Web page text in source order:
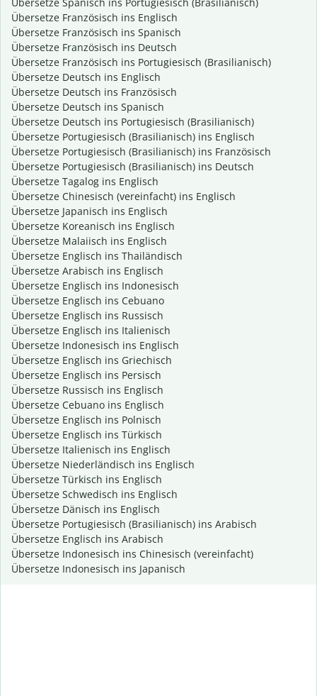
Übersetze Französisch ins Englisch
Übersetze Französisch ins Spanisch
Übersetze Französisch ins Deutsch
Übersetze Französisch ins Portugiesisch (Brasilianisch)
Übersetze Deutsch ins Englisch
Übersetze Deutsch ins Französisch
Übersetze Deutsch ins Spanisch
Übersetze Deutsch ins Portugiesisch (Brasilianisch)
Übersetze Portugiesisch (Brasilianisch) ins Englisch
Übersetze Portugiesisch (Brasilianisch) ins Französisch
Übersetze Portugiesisch (Brasilianisch) ins Deutsch
Übersetze Tagalog ins Englisch
Übersetze Chinesisch (vereinfacht) ins Englisch
Übersetze Japanisch ins Englisch
Übersetze Koreanisch ins Englisch
Übersetze Malaiisch ins Englisch
Übersetze Englisch ins Thailändisch
Übersetze Arabisch ins Englisch
Übersetze Englisch ins Indonesisch
Übersetze Englisch ins Cebuano
Übersetze Englisch ins Russisch
Übersetze Englisch ins Italienisch
Übersetze Indonesisch ins Englisch
Übersetze Englisch ins Griechisch
Übersetze Englisch ins Persisch
Übersetze Russisch ins Englisch
Übersetze Cebuano ins Englisch
Übersetze Englisch ins Polnisch
Übersetze Englisch ins Türkisch
Übersetze Italienisch ins Englisch
Übersetze Niederländisch ins Englisch
Übersetze Türkisch ins Englisch
Übersetze Schwedisch ins Englisch
Übersetze Dänisch ins Englisch
Übersetze Portugiesisch (Brasilianisch) ins Arabisch
Übersetze Englisch ins Arabisch
Übersetze Indonesisch ins Chinesisch (vereinfacht)
Übersetze Indonesisch ins Japanisch